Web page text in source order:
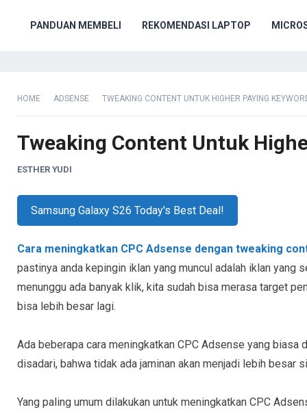
PANDUAN MEMBELI REKOMENDASI LAPTOP
HOME ADSENSE TWEAKING CONTENT UNTUK HIGHER PAYING
Tweaking Content Untuk
ESTHER YUDI
Samsung Galaxy S26 Today's Best Deal!
Cara meningkatkan CPC Adsense dengan tweaking
pastinya anda kepingin iklan yang muncul adalah iklan yang
menunggu ada banyak klik, kita sudah bisa merasa target
bisa lebih besar lagi.
Ada beberapa cara meningkatkan CPC Adsense yang biasa
disadari, bahwa tidak ada jaminan akan menjadi lebih besar
Yang paling umum dilakukan untuk meningkatkan CPC